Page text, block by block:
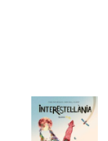
AFEGEIX
A LA